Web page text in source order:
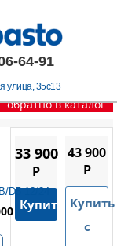
64-91
улица, 35с13
комплект для
обратно в каталог
33 900
P
Купить
43 900
P
Купить
с